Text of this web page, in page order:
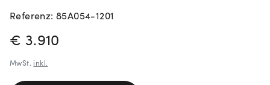
Referenz: 85A054-1201
PREISINFORMATIONEN
€ 3.910
MwSt. inkl.